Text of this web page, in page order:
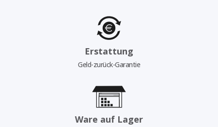
Erstattung
Geld-zurück-Garantie
Ware auf Lager